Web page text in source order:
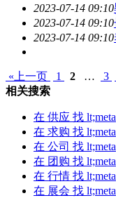
2023-07-14 09:10
2023-07-14 09:10
2023-07-14 09:10
«上一页 1 2 … 3
相关搜索
在 供应 找 lt;meta
在 求购 找 lt;meta
在 公司 找 lt;meta
在 团购 找 lt;meta
在 行情 找 lt;meta
在 展会 找 lt;meta